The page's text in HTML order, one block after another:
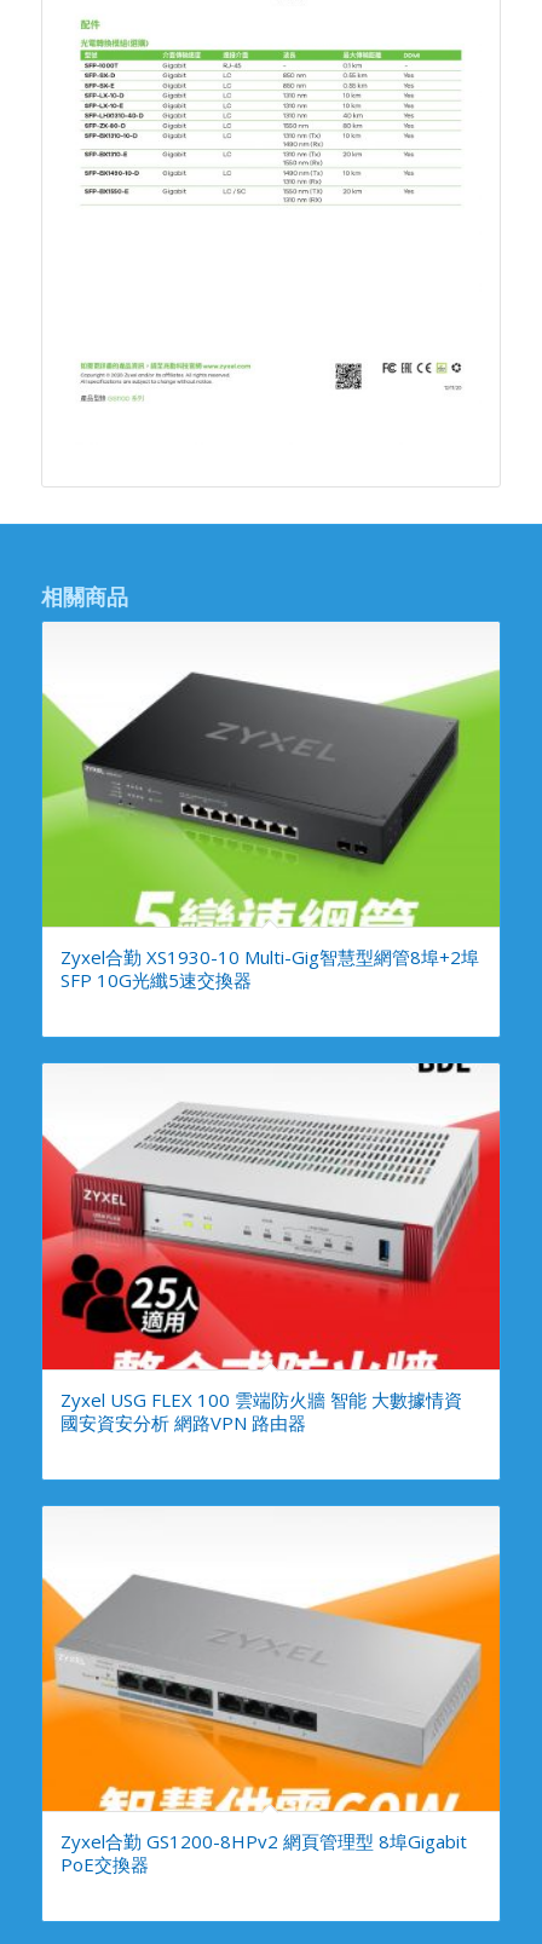
相關商品
Zyxel合勤 XS1930-10 Multi-Gig智慧型網管8埠+2埠
SFP 10G光纖5速交換器
Zyxel USG FLEX 100 雲端防火牆 智能 大數據情資
國安資安分析 網路VPN 路由器
Zyxel合勤 GS1200-8HPv2 網頁管理型 8埠Gigabit
PoE交換器